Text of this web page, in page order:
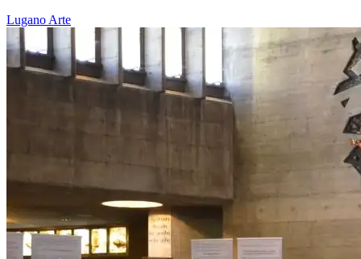
Lugano Arte